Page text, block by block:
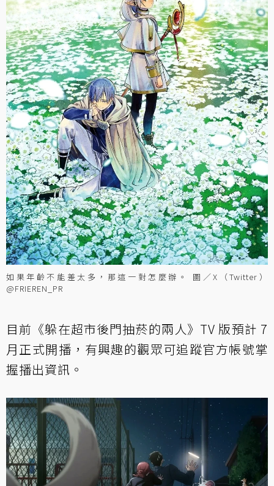
如果年齡不能差太多，那這一對怎麼辦。 圖／X（Twitter）
@FRIEREN_PR
目前《躲在超市後門抽菸的兩人》TV 版預計 7
月正式開播，有興趣的觀眾可追蹤官方帳號掌
握播出資訊。